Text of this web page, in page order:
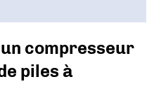
compresseur
piles à